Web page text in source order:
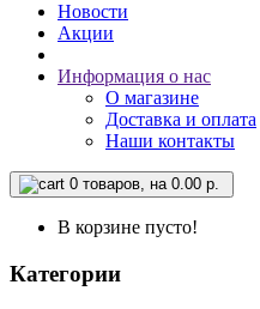
Новости
Акции
Информация о нас
О магазине
Доставка и оплата
Наши контакты
0 товаров, на 0.00 р.
В корзине пусто!
Категории